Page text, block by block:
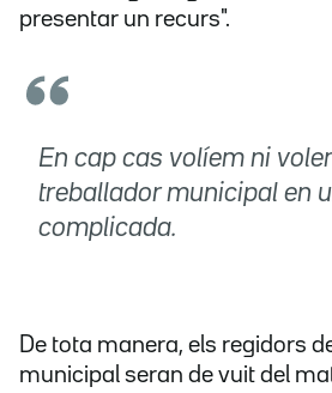
presentar un recurs".
En cap cas volíem ni
treballador municipal en
complicada.
De tota manera, els regidors
municipal seran de vuit del